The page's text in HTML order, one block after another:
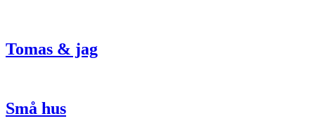
Tomas & jag
Små hus